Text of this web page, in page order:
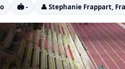
🏟️ - 👤 Stephanie Frappart,